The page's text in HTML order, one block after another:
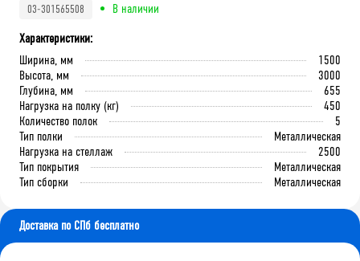
03-301565508
В наличии
Характеристики:
Ширина, мм
1500
Высота, мм
3000
Глубина, мм
655
Нагрузка на полку (кг)
450
Количество полок
5
Тип полки
Металлическая
Нагрузка на стеллаж
2500
Тип покрытия
Металлическая
Тип сборки
Металлическая
Доставка по СПб бесплатно